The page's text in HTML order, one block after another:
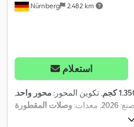
Nürnberg 2.482 km
استعلام
كجم , تكوين المحور: محور واحد,
2026 , معدات: وصلات المقطورة